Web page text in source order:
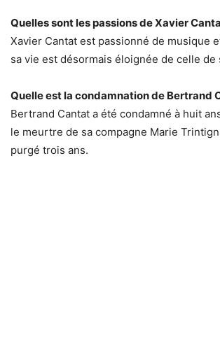
Quelles sont les passions de Xavier
Xavier Cantat est passionné de musique
sa vie est désormais éloignée de celle de
Quelle est la condamnation de Bertrand
Bertrand Cantat a été condamné à huit
le meurtre de sa compagne Marie
purgé trois ans.